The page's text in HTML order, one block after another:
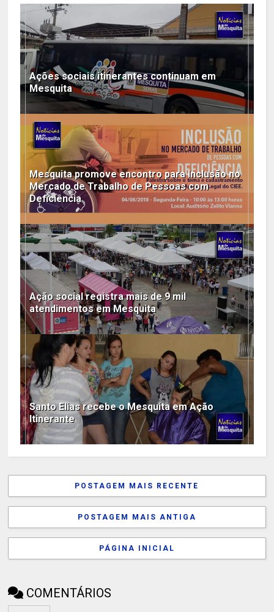
Ações sociais itinerantes continuam em
Mesquita
Mesquita promove encontro para Inclusão no
Mercado de Trabalho de Pessoas com
Deficiência
Ação social registra mais de 9 mil
atendimentos em Mesquita
Santo Elias recebe o Mesquita em Ação
Itinerante
POSTAGEM MAIS RECENTE
POSTAGEM MAIS ANTIGA
PÁGINA INICIAL
COMENTÁRIOS